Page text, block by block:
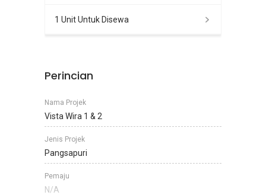
1 Unit Untuk Disewa
Perincian
Nama Projek
Vista Wira 1 & 2
Jenis Projek
Pangsapuri
Pemaju
N/A